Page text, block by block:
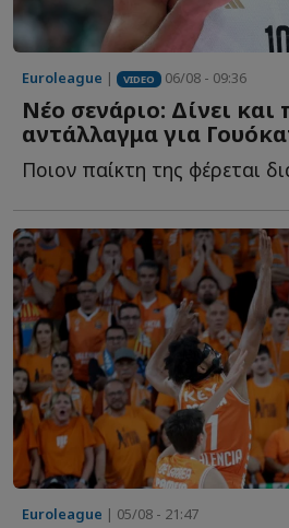
Euroleague | VIDEO 06/08 - 09:36
Νέο σενάριο: Δίνει και
αντάλλαγμα για
Euroleague | 05/08 - 21:47